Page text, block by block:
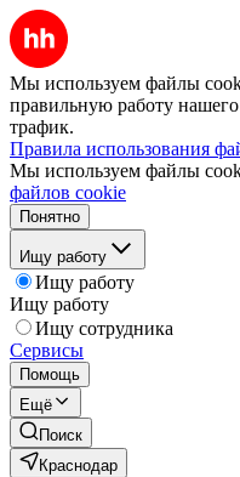
Мы используем файлы
правильную работу нашего
трафик.
Правила использования
Мы используем файлы
файлов cookie
Понятно
Ищу работу
Ищу работу
Ищу работу
Ищу сотрудника
Сервисы
Помощь
Ещё
Поиск
Краснодар